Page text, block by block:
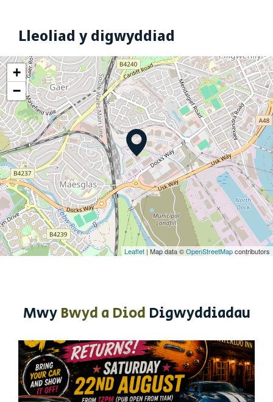
Lleoliad y digwyddiad
+
−
Leaflet | Map data ©OpenStreetMapcontributors
Mwy Bwyd a Diod Digwyddiadau